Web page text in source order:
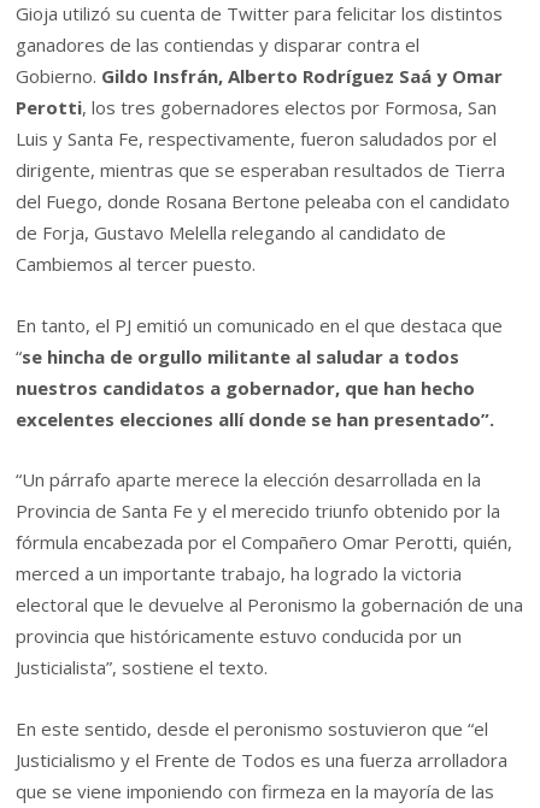
Gioja utilizó su cuenta de Twitter para felicitar los distintos
ganadores de las contiendas y disparar contra el
Gobierno. Gildo Insfrán, Alberto Rodríguez Saá y Omar
Perotti, los tres gobernadores electos por Formosa, San
Luis y Santa Fe, respectivamente, fueron saludados por el
dirigente, mientras que se esperaban resultados de Tierra
del Fuego, donde Rosana Bertone peleaba con el candidato
de Forja, Gustavo Melella relegando al candidato de
Cambiemos al tercer puesto.
En tanto, el PJ emitió un comunicado en el que destaca que
“se hincha de orgullo militante al saludar a todos
nuestros candidatos a gobernador, que han hecho
excelentes elecciones allí donde se han presentado”.
“Un párrafo aparte merece la elección desarrollada en la
Provincia de Santa Fe y el merecido triunfo obtenido por la
fórmula encabezada por el Compañero Omar Perotti, quién,
merced a un importante trabajo, ha logrado la victoria
electoral que le devuelve al Peronismo la gobernación de una
provincia que históricamente estuvo conducida por un
Justicialista”, sostiene el texto.
En este sentido, desde el peronismo sostuvieron que “el
Justicialismo y el Frente de Todos es una fuerza arrolladora
que se viene imponiendo con firmeza en la mayoría de las